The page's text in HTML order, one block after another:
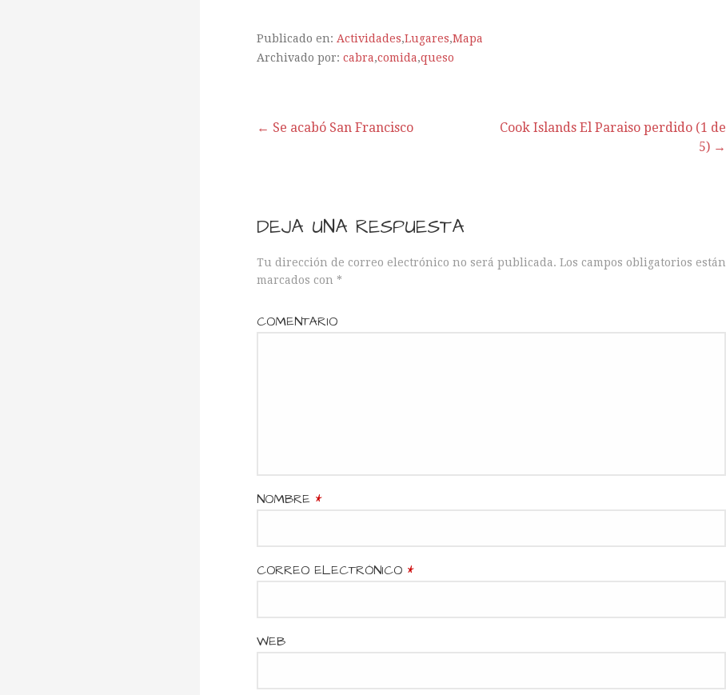
Publicado en: Actividades,Lugares,Mapa
Archivado por: cabra,comida,queso
← Se acabó San Francisco
Cook Islands El Paraiso perdido (1 de
5) →
DEJA UNA RESPUESTA
Tu dirección de correo electrónico no será publicada. Los campos obligatorios están
marcados con *
COMENTARIO
NOMBRE *
CORREO ELECTRÓNICO *
WEB